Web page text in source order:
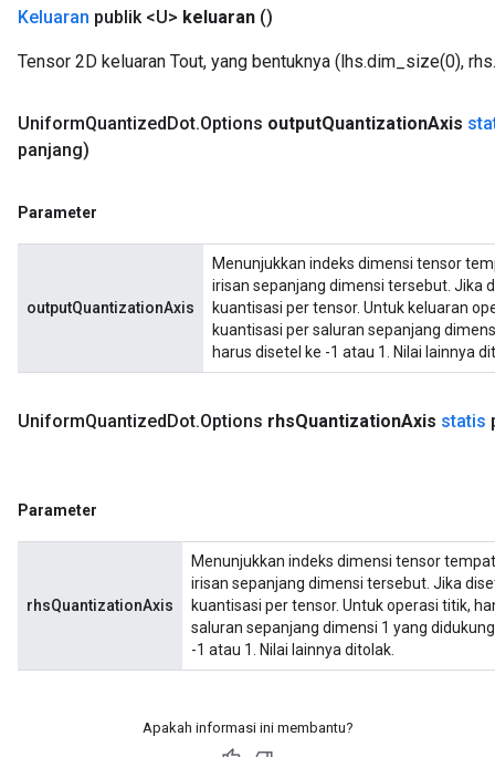
Keluaran publik <U> keluaran ()
Tensor 2D keluaran Tout, yang bentuknya (lhs.dim_size(0),
UniformQuantizedDot.Options outputQuantizationAxis
panjang)
Parameter
outputQuantizationAxis
Menunjukkan indeks dimensi tensor
irisan sepanjang dimensi tersebut. Jika
kuantisasi per tensor. Untuk keluaran
kuantisasi per saluran sepanjang
harus disetel ke -1 atau 1. Nilai lainnya
UniformQuantizedDot.Options rhsQuantizationAxis statis
Parameter
rhsQuantizationAxis
Menunjukkan indeks dimensi tensor
irisan sepanjang dimensi tersebut. Jika
kuantisasi per tensor. Untuk operasi titik,
saluran sepanjang dimensi 1 yang
-1 atau 1. Nilai lainnya ditolak.
Apakah informasi ini membantu?